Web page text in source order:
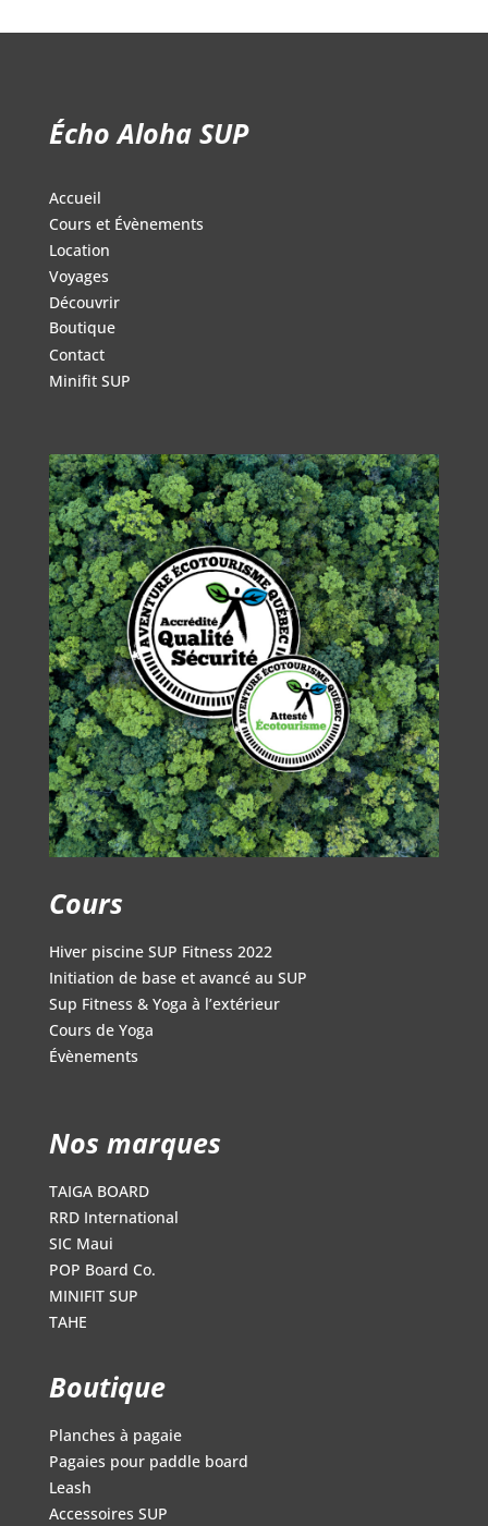
Écho Aloha SUP
Accueil
Cours et Évènements
Location
Voyages
Découvrir
Boutique
Contact
Minifit SUP
Cours
Hiver piscine SUP Fitness 2022
Initiation de base et avancé au SUP
Sup Fitness & Yoga à l’extérieur
Cours de Yoga
Évènements
Nos marques
TAIGA BOARD
RRD International
SIC Maui
POP Board Co.
MINIFIT SUP
TAHE
Boutique
Planches à pagaie
Pagaies pour paddle board
Leash
Accessoires SUP